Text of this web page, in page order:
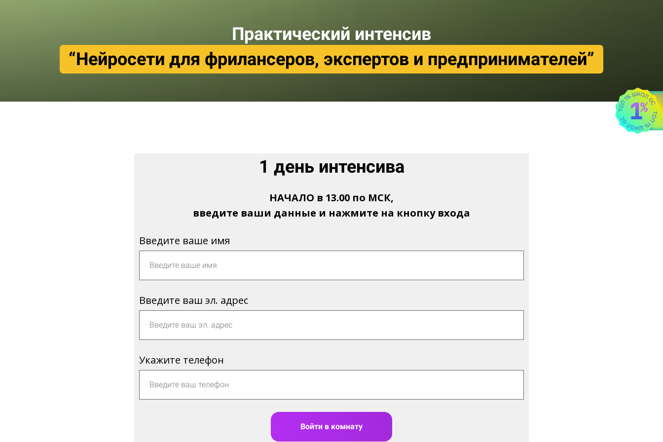
Практический интенсив
“Нейросети для фрилансеров, экспертов и предпринимателей”
1 день интенсива
НАЧАЛО в 13.00 по МСК,
введите ваши данные и нажмите на кнопку входа
Введите ваше имя
Введите ваш эл. адрес
Укажите телефон
Войти в комнату